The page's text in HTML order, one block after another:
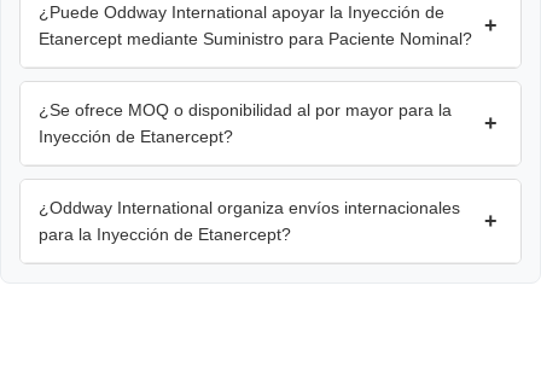
¿Puede Oddway International apoyar la Inyección de
Etanercept mediante Suministro para Paciente Nominal?
+
¿Se ofrece MOQ o disponibilidad al por mayor para la
Inyección de Etanercept?
+
¿Oddway International organiza envíos internacionales
para la Inyección de Etanercept?
+